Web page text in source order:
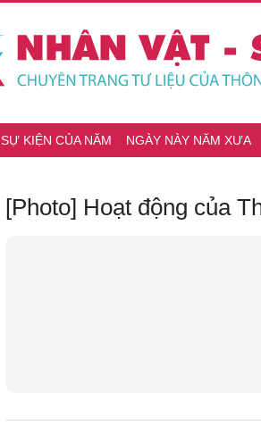
SỰ KIỆN CỦA NĂM NGÀY NÀY NĂM XƯA
[Photo] Hoạt động của